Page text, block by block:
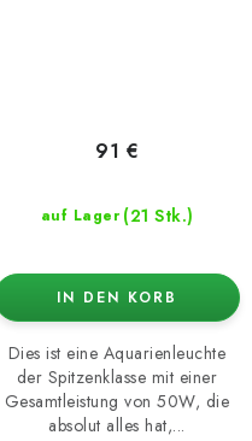
auf Lager (21 Stk.)
91 €
IN DEN KORB
Dies ist eine Aquarienleuchte
der Spitzenklasse mit einer
Gesamtleistung von 50W, die
absolut alles hat,...